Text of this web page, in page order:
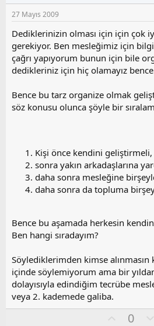
27 Mayıs 2009
Dediklerinizin olması için için çok
gerekiyor. Ben mesleğimiz için bilgi
çağrı yapıyorum bunun için bile
dedikleriniz için hiç olamayız
Bence bu tarz organize olmak
söz konusu olunca şöyle bir
Kişi önce kendini geliştirmeli,
sonra yakın arkadaşlarına
daha sonra mesleğine
daha sonra da topluma
Bence bu aşamada herkesin
Ben hangi sıradayım?
Söylediklerimden kimse
içinde söylemiyorum ama bir
dolayısıyla edindiğim tecrübe
veya 2. kademede galiba.
0